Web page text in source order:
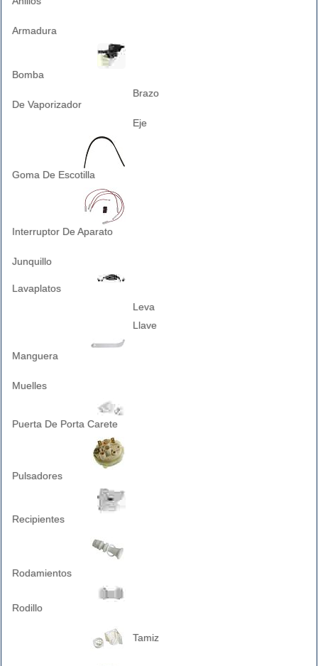
Armadura
Bomba
Brazo
De Vaporizador
Eje
Goma De Escotilla
Interruptor De Aparato
Junquillo
Lavaplatos
Leva
Llave
Manguera
Muelles
Puerta De Porta Carete
Pulsadores
Recipientes
Rodamientos
Rodillo
Tamiz